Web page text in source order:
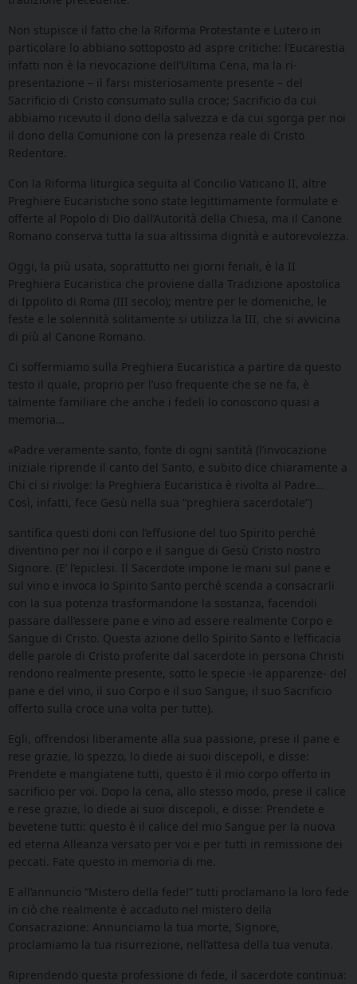
Non stupisce il fatto che la Riforma Protestante e Lutero in
particolare lo abbiano sottoposto ad aspre critiche: l’Eucarestia
infatti non è la rievocazione dell’Ultima Cena, ma la ri-
presentazione – il farsi misteriosamente presente – del
Sacrificio di Cristo consumato sulla croce; Sacrificio da cui
abbiamo ricevuto il dono della salvezza e da cui sgorga per noi
il dono della Comunione con la presenza reale di Cristo
Redentore.
Con la Riforma liturgica seguita al Concilio Vaticano II, altre
Preghiere Eucaristiche sono state legittimamente formulate e
offerte al Popolo di Dio dall’Autorità della Chiesa, ma il Canone
Romano conserva tutta la sua altissima dignità e autorevolezza.
Oggi, la più usata, soprattutto nei giorni feriali, è la II
Preghiera Eucaristica che proviene dalla Tradizione apostolica
di Ippolito di Roma (III secolo); mentre per le domeniche, le
feste e le solennità solitamente si utilizza la III, che si avvicina
di più al Canone Romano.
Ci soffermiamo sulla Preghiera Eucaristica a partire da questo
testo il quale, proprio per l’uso frequente che se ne fa, è
talmente familiare che anche i fedeli lo conoscono quasi a
memoria…
«Padre veramente santo, fonte di ogni santità (l’invocazione
iniziale riprende il canto del Santo, e subito dice chiaramente a
Chi ci si rivolge: la Preghiera Eucaristica è rivolta al Padre…
Così, infatti, fece Gesù nella sua “preghiera sacerdotale”)
santifica questi doni con l’effusione del tuo Spirito perché
diventino per noi il corpo e il sangue di Gesù Cristo nostro
Signore. (E’ l’epiclesi. Il Sacerdote impone le mani sul pane e
sul vino e invoca lo Spirito Santo perché scenda a consacrarli
con la sua potenza trasformandone la sostanza, facendoli
passare dall’essere pane e vino ad essere realmente Corpo e
Sangue di Cristo. Questa azione dello Spirito Santo e l’efficacia
delle parole di Cristo proferite dal sacerdote in persona Christi
rendono realmente presente, sotto le specie -le apparenze- del
pane e del vino, il suo Corpo e il suo Sangue, il suo Sacrificio
offerto sulla croce una volta per tutte).
Egli, offrendosi liberamente alla sua passione, prese il pane e
rese grazie, lo spezzo, lo diede ai suoi discepoli, e disse:
Prendete e mangiatene tutti, questo è il mio corpo offerto in
sacrificio per voi. Dopo la cena, allo stesso modo, prese il calice
e rese grazie, lo diede ai suoi discepoli, e disse: Prendete e
bevetene tutti: questo è il calice del mio Sangue per la nuova
ed eterna Alleanza versato per voi e per tutti in remissione dei
peccati. Fate questo in memoria di me.
E all’annuncio “Mistero della fede!” tutti proclamano la loro fede
in ciò che realmente è accaduto nel mistero della
Consacrazione: Annunciamo la tua morte, Signore,
proclamiamo la tua risurrezione, nell’attesa della tua venuta.
Riprendendo questa professione di fede, il sacerdote continua: